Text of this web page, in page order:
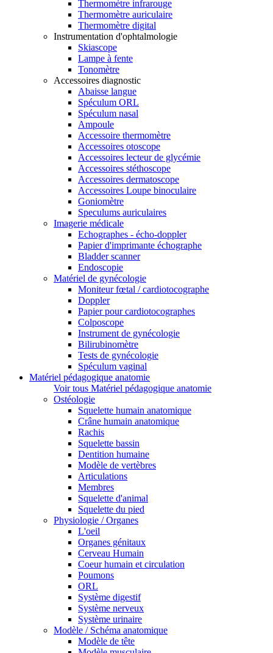
Thermomètre infrarouge
Thermomètre auriculaire
Thermomètre digital
Instrumentation d'ophtalmologie
Skiascope
Lampe à fente
Tonomètre
Accessoires diagnostic
Abaisse langue
Spéculum ORL
Spéculum nasal
Ampoule
Accessoire thermomètre
Accessoires otoscope
Accessoires lecteur de glycémie
Accessoires stéthoscope
Accessoires dermatoscope
Accessoires Loupe binoculaire
Goniomètre
Speculums auriculaires
Imagerie médicale
Echographes - écho-doppler
Papier d'imprimante échographe
Bladder scanner
Endoscopie
Matériel de gynécologie
Moniteur fœtal / cardiotocographe
Doppler
Papier pour cardiotocographes
Colposcope
Instrument de gynécologie
Bilirubinomètre
Tests de gynécologie
Spéculum vaginal
Matériel pédagogique anatomie
Voir tous Matériel pédagogique anatomie
Ostéologie
Squelette humain anatomique
Crâne humain anatomique
Rachis
Squelette bassin
Dentition humaine
Modèle de vertèbres
Articulations
Membres
Squelette d'animal
Squelette du pied
Physiologie / Organes
L'oeil
Organes génitaux
Cerveau Humain
Coeur humain et circulation
Poumons
ORL
Système digestif
Système nerveux
Système urinaire
Modèle / Schéma anatomique
Modèle de tête